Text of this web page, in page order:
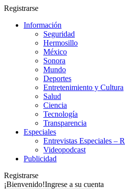
Registrarse
Información
Seguridad
Hermosillo
México
Sonora
Mundo
Deportes
Entretenimiento y Cultura
Salud
Ciencia
Tecnología
Transparencia
Especiales
Entrevistas Especiales –
Videopodcast
Publicidad
Registrarse
¡Bienvenido!Ingrese a su cuenta